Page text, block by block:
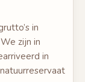
in
zijn in
in